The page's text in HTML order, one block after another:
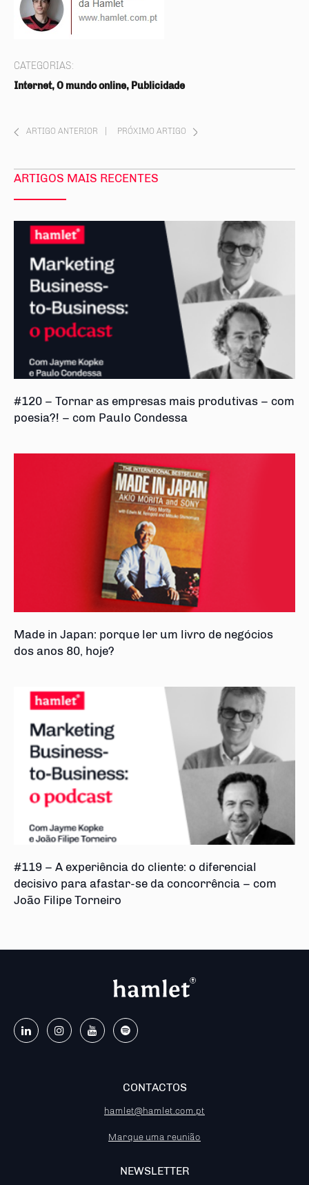
CATEGORIAS:
Internet, O mundo online, Publicidade
ARTIGO ANTERIOR PRÓXIMO ARTIGO
ARTIGOS MAIS RECENTES
#120 – Tornar as empresas mais produtivas – com
poesia?! – com Paulo Condessa
Made in Japan: porque ler um livro de negócios
dos anos 80, hoje?
#119 – A experiência do cliente: o diferencial
decisivo para afastar-se da concorrência – com
João Filipe Torneiro
CONTACTOS
hamlet@hamlet.com.pt
Marque uma reunião
NEWSLETTER